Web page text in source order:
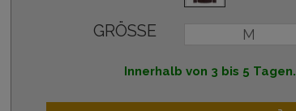
GRÖSSE M
Innerhalb von 3 bis 5 Tagen.